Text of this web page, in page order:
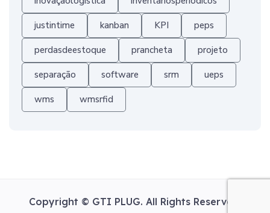
justintime kanban KPI peps
perdasdeestoque prancheta projeto
separação software srm ueps
wms wmsrfid
Copyright © GTI PLUG. All Rights Reserved.